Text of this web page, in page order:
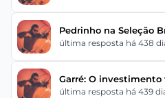
Pedrinho na Seleção
última resposta há 438
Garré: O investimento
última resposta há 439